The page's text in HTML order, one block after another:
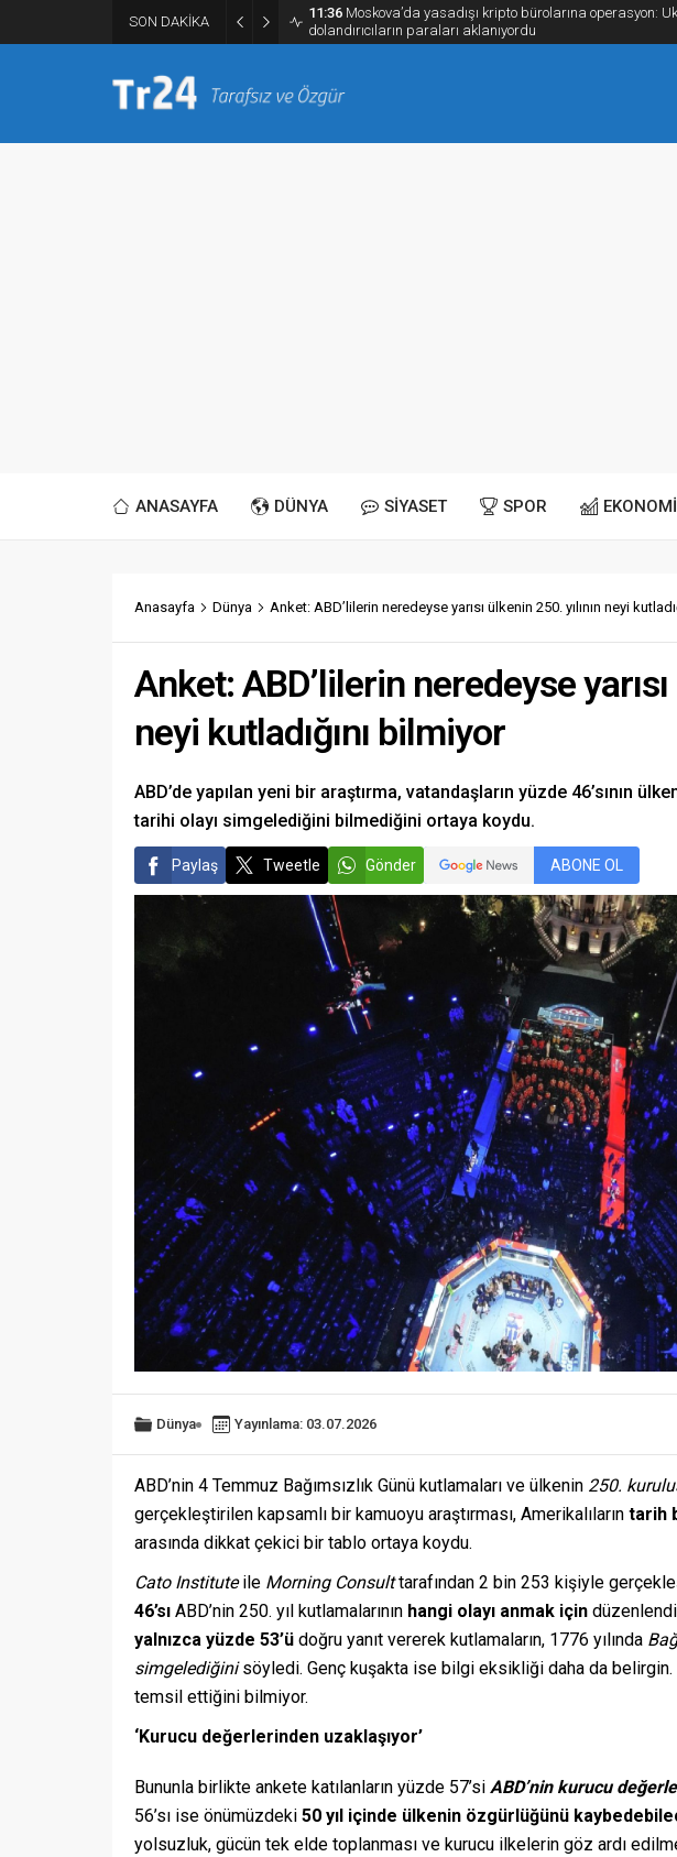
SON DAKİKA
11:36 Moskova’da yasadışı kripto bürolarına operasyon:
dolandırıcıların paraları aklanıyordu
ANASAYFA DÜNYA SİYASET SPOR EKONOMİ
Anasayfa Dünya Anket: ABD’lilerin neredeyse yarısı ülkenin 250. yılının neyi
Anket: ABD’lilerin neredeyse yarısı
neyi kutladığını bilmiyor
ABD’de yapılan yeni bir araştırma, vatandaşların yüzde 46’sının
tarihi olayı simgelediğini bilmediğini ortaya koydu.
Paylaş Tweetle Gönder ABONE OL
Dünya Yayınlama: 03.07.2026
ABD’nin 4 Temmuz Bağımsızlık Günü kutlamaları ve ülkenin 250.
gerçekleştirilen kapsamlı bir kamuoyu araştırması, Amerikalıların tarih
arasında dikkat çekici bir tablo ortaya koydu.
Cato Instituteile Morning Consulttarafından 2 bin 253 kişiyle
46’sı ABD’nin 250. yıl kutlamalarının hangi olayı anmak için
yalnızca yüzde 53’ü doğru yanıt vererek kutlamaların, 1776 yılında
simgelediğinisöyledi. Genç kuşakta ise bilgi eksikliği daha da belirgin.
temsil ettiğini bilmiyor.
‘Kurucu değerlerinden uzaklaşıyor’
Bununla birlikte ankete katılanların yüzde 57’si ABD’nin kurucu
56’sı ise önümüzdeki 50 yıl içinde ülkenin özgürlüğünü
yolsuzluk, gücün tek elde toplanması ve kurucu ilkelerin göz ardı